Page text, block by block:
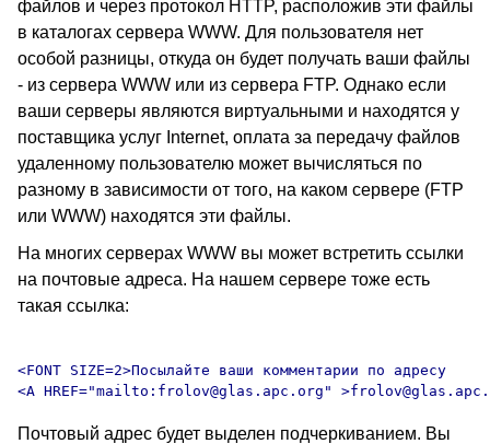
файлов и через протокол HTTP, расположив эти файлы
в каталогах сервера WWW. Для пользователя нет
особой разницы, откуда он будет получать ваши файлы
- из сервера WWW или из сервера FTP. Однако если
ваши серверы являются виртуальными и находятся у
поставщика услуг Internet, оплата за передачу файлов
удаленному пользователю может вычисляться по
разному в зависимости от того, на каком сервере (FTP
или WWW) находятся эти файлы.
На многих серверах WWW вы может встретить ссылки
на почтовые адреса. На нашем сервере тоже есть
такая ссылка:
<FONT SIZE=2>Посылайте ваши комментарии по адресу
Почтовый адрес будет выделен подчеркиванием. Вы